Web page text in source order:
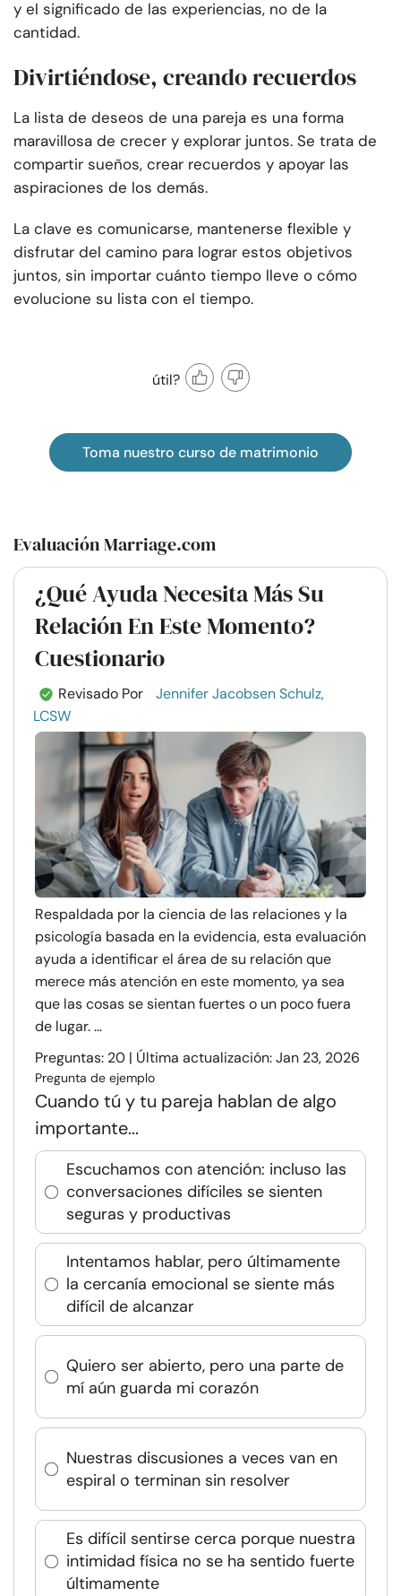
y el significado de las experiencias, no de la
cantidad.
Divirtiéndose, creando recuerdos
La lista de deseos de una pareja es una forma
maravillosa de crecer y explorar juntos. Se trata de
compartir sueños, crear recuerdos y apoyar las
aspiraciones de los demás.
La clave es comunicarse, mantenerse flexible y
disfrutar del camino para lograr estos objetivos
juntos, sin importar cuánto tiempo lleve o cómo
evolucione su lista con el tiempo.
útil?
Toma nuestro curso de matrimonio
Evaluación Marriage.com
¿Qué Ayuda Necesita Más Su
Relación En Este Momento?
Cuestionario
Revisado Por
Jennifer Jacobsen Schulz,
LCSW
Respaldada por la ciencia de las relaciones y la
psicología basada en la evidencia, esta evaluación
ayuda a identificar el área de su relación que
merece más atención en este momento, ya sea
que las cosas se sientan fuertes o un poco fuera
de lugar. ...
Preguntas: 20 | Última actualización: Jan 23, 2026
Pregunta de ejemplo
Cuando tú y tu pareja hablan de algo
importante...
Escuchamos con atención: incluso las
conversaciones difíciles se sienten
seguras y productivas
Intentamos hablar, pero últimamente
la cercanía emocional se siente más
difícil de alcanzar
Quiero ser abierto, pero una parte de
mí aún guarda mi corazón
Nuestras discusiones a veces van en
espiral o terminan sin resolver
Es difícil sentirse cerca porque nuestra
intimidad física no se ha sentido fuerte
últimamente